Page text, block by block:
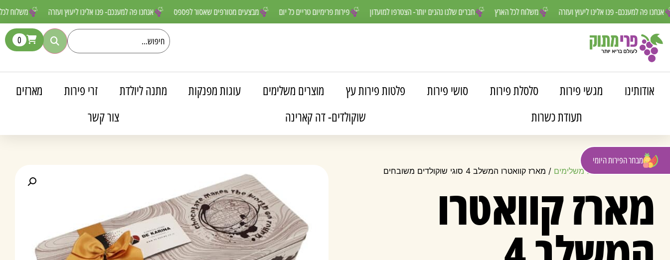
אנחנו פה למענכם- פנו אלינו ליעוץ ועזרה מבצעים מטורפים שאסור לפספס פירות פרימיום טריים כל יום חברים שלנו נהנים יותר- הצטרפו למועדון משלוח לכל הארץ אנחנו פה למענכם- פנו אלינו ליעוץ ועזרה
מבחר הפירות היומי
0
אודותינו מגשי פירות סלסלת פירות סושי פירות פלטות פירות עץ מוצרים משלימים עוגות מפנקות מתנה ליולדת זרי פירות
מארזים
תעודת כשרות
שוקולדים- דה קארינה צור קשר
עמוד הבית מוצרים משלימים / מארז קוואטרו המשלב 4 סוגי שוקולדים משובחים
מארז קוואטרו